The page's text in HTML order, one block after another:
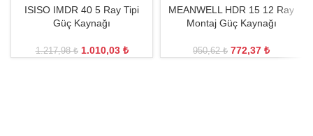
ISISO IMDR 40 5 Ray Tipi
Güç Kaynağı
1.217,98₺ 1.010,03 ₺
MEANWELL HDR 15 12 Ray
Montaj Güç Kaynağı
950,62₺ 772,37 ₺